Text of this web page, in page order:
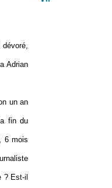
Adrian
un an
fin du
6 mois
? Est-il